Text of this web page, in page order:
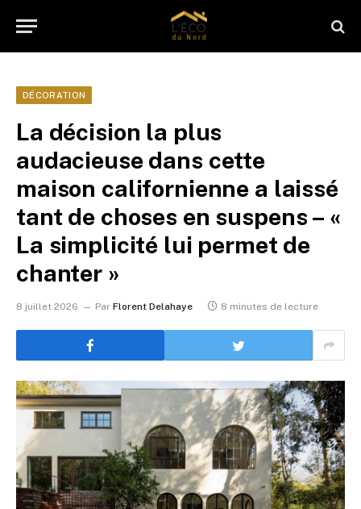
DÉCORATION
La décision la plus
audacieuse dans cette
maison californienne a laissé
tant de choses en suspens – «
La simplicité lui permet de
chanter »
8 juillet 2026 Par Florent Delahaye 8 minutes de lecture